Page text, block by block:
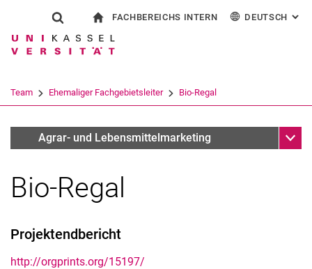
Springe direkt zu: Inhalt
Springe direkt zu: Suche
Springe direkt zu:
Suchformular
Suchbegriff
Suchen (öffnet externen Link in einem
FACHBEREICHS INTERN DEUTSCH :
Team Ehemaliger Fachgebietsleiter Bio-Regal
Forschungsschwerpunkte
Agrar- und Lebensmittelmarketing
Bio-Regal
Projektendbericht
http://orgprints.org/15197/